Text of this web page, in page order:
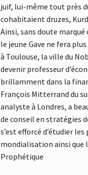
juif, lui-même tout près
cohabitaient druzes,
Ainsi, sans doute marqué
le jeune Gave ne fera
à Toulouse, la ville du
devenir professeur
brillamment dans la
François Mitterrand du
analyste à Londres, a
de conseil en stratégies
s’est efforcé d’étudier
mondialisation ainsi que
Prophétique